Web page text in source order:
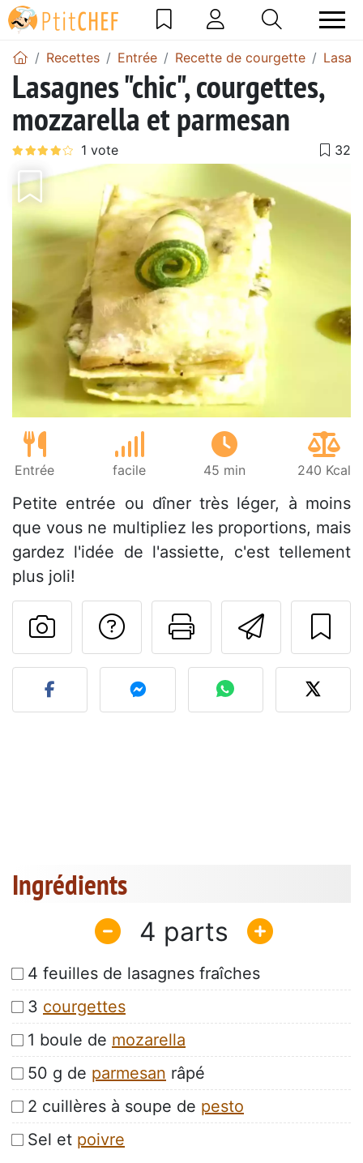
Recettes Entrée Recette de courgette
Lasagnes "chic", courgettes,
mozzarella et parmesan
Entrée facile 45 min 240 Kcal
Petite entrée ou dîner très léger, à moins
que vous ne multipliez les proportions, mais
gardez l'idée de l'assiette, c'est tellement
plus joli!
Imprimer
Poser une
Publier votre photo de
Ingrédients
4
4 feuilles de lasagnes fraîches
3 courgettes
1 boule de mozarella
50 g de parmesan râpé
2 cuillères à soupe de pesto
Sel et poivre